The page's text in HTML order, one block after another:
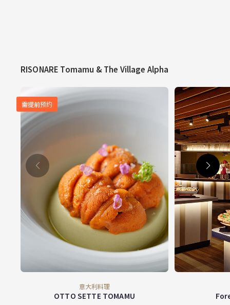
RISONARE Tomamu & The Village Alpha
需提前预约
意大利料理
OTTO SETTE TOMAMU